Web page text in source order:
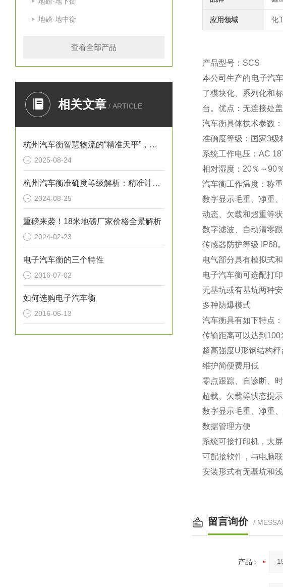
地磅-地中衡
查看全部产品
相关文章 / ARTICLE
杭州汽车衡智慧物流的“精准天平”，赋能城市经济高质量发展
2025-08-24
杭州汽车衡准确度等级解析：精准计量，助力物流高效
2024-08-25
重磅来袭！18米地磅厂家价格全景解析
2024-02-23
电子汽车衡的三个特性
2016-07-02
如何选购电子汽车衡
2016-06-13
应用领域 化
产品型号：SCS
本公司生产的电子汽
了模块化、系列化和
台。优点：无连接处
汽车衡具体技术参数：
准确度等级：国家3级
系统工作电压：AC
相对湿度：20％～90
汽车衡工作温度：称
数字显示毛重、净重、
动态、欠载和超重等状
数字滤波、自动清零跟
传感器防护等级 IP68。
电气部分具有模拟式
电子汽车衡可选配打
无基坑或有基坑两种
多种防爆模式
汽车衡具有如下特点：
传输距离可以达到
超高强度U形钢结构
维护简便费用低
零点跟踪、自诊断、
超载、欠载等状态提示
数字显示毛重、净重
数据管理方便
系统可接打印机，大
可配接软件，与电脑
安装形式有无基坑和
留言询价 /
产品：